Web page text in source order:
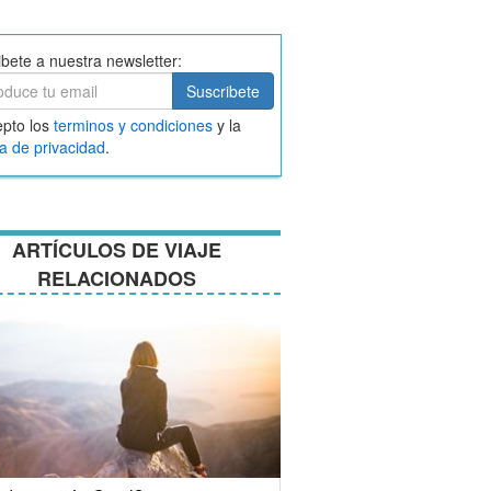
a nuestra newsletter:
Suscribete
los terminos y condiciones y la
de privacidad.
ARTÍCULOS DE VIAJE
RELACIONADOS